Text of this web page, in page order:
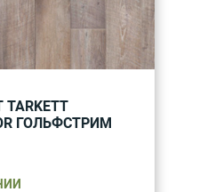
ГОЛЬФСТРИМ